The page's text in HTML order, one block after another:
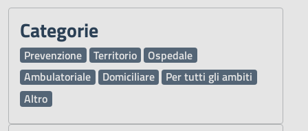
Categorie
Prevenzione Territorio
Ospedale
Ambulatoriale
Domiciliare
Per tutti gli ambiti
Altro